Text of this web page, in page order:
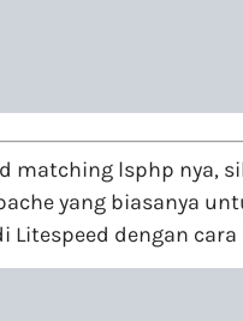
matching lsphp nya,
yang biasanya
dengan